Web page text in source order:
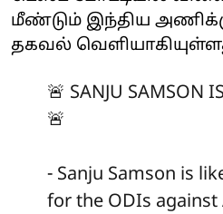
மீண்டும் இந்திய
தகவல்
🚨 SANJU SAMSON
🚨
- Sanju Samson is
for the ODIs against